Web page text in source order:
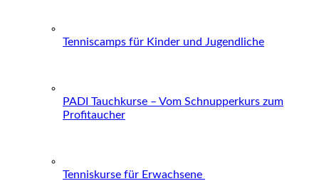
Tenniscamps für Kinder und Jugendliche
PADI Tauchkurse – Vom Schnupperkurs zum
Profitaucher
Tenniskurse für Erwachsene